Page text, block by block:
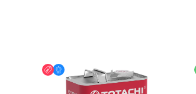
ფასდაკლება
მხოლოდ ონლაინ